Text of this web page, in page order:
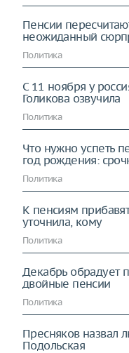
Пенсии
неожиданный
Политика
С 11 ноября у
Голикова озвучила
Политика
Что нужно успеть
год рождения:
Политика
К пенсиям
уточнила, кому
Политика
Декабрь обрадует
двойные пенсии
Политика
Пресняков
Подольская